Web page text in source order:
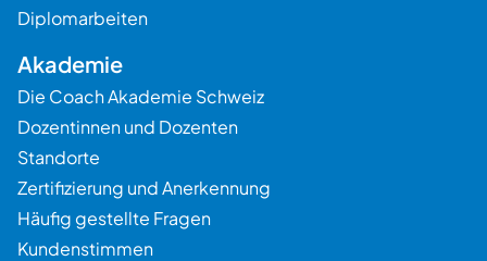
Diplomarbeiten
Akademie
Die Coach Akademie Schweiz
Dozentinnen und Dozenten
Standorte
Zertifizierung und Anerkennung
Häufig gestellte Fragen
Kundenstimmen